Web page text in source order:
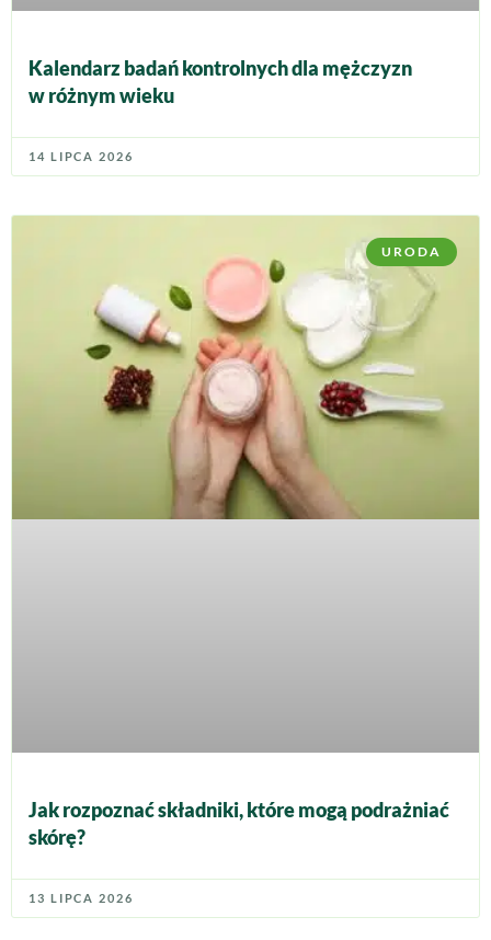
Kalendarz badań kontrolnych dla mężczyzn
w różnym wieku
14 LIPCA 2026
URODA
Jak rozpoznać składniki, które mogą podrażniać
skórę?
13 LIPCA 2026